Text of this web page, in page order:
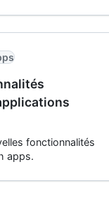
fonctionnalités
apps.